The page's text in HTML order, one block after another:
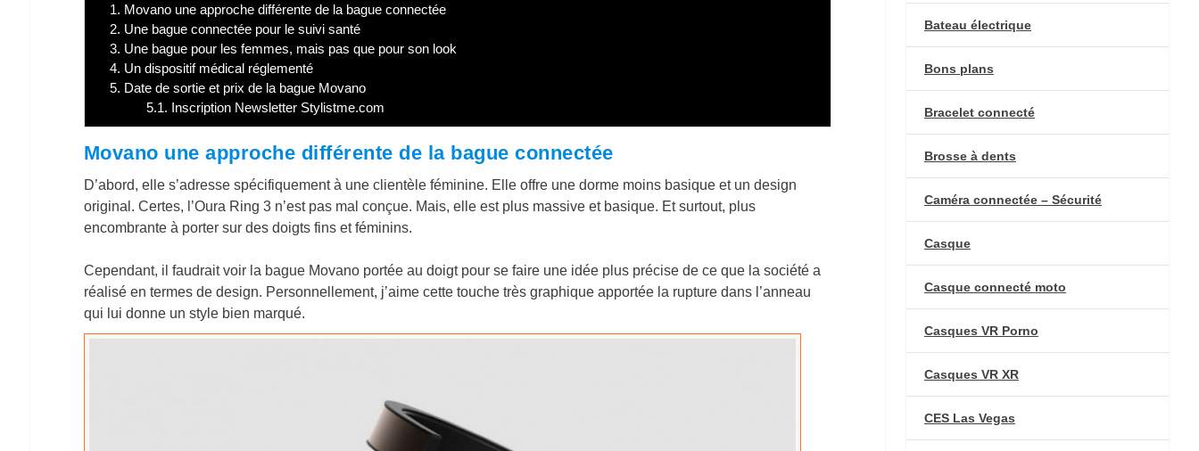
1. Movano une approche différente de la bague connectée
2. Une bague connectée pour le suivi santé
3. Une bague pour les femmes, mais pas que pour son look
4. Un dispositif médical réglementé
5. Date de sortie et prix de la bague Movano
5.1. Inscription Newsletter Stylistme.com
Movano une approche différente de la bague connectée
D’abord, elle s’adresse spécifiquement à une clientèle féminine. Elle offre une dorme moins basique et un design
original. Certes, l’Oura Ring 3 n’est pas mal conçue. Mais, elle est plus massive et basique. Et surtout, plus
encombrante à porter sur des doigts fins et féminins.
Cependant, il faudrait voir la bague Movano portée au doigt pour se faire une idée plus précise de ce que la société a
réalisé en termes de design. Personnellement, j’aime cette touche très graphique apportée la rupture dans l’anneau
qui lui donne un style bien marqué.
Bateau électrique
Bons plans
Bracelet connecté
Brosse à dents
Caméra connectée – Sécurité
Casque
Casque connecté moto
Casques VR Porno
Casques VR XR
CES Las Vegas